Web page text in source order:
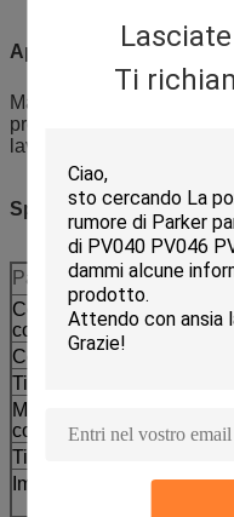
Ti
Applicazione
Manutenzione,
preparazione di ricambi
lavori municipali, cantieri
Specifiche
Parametro
Valore
Codice di
compatibilità
CCAT
Codice articolo
Tipo di macchina
Modelli
compatibili
Tipo di fornitura
Imballaggio